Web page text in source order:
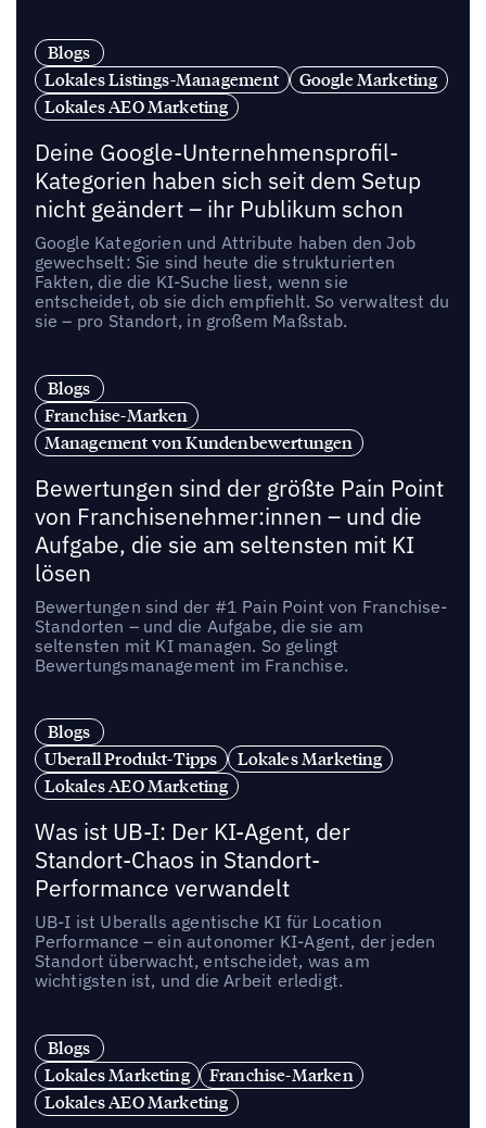
Blogs
Lokales Listings-Management
Google Marketing
Lokales AEO Marketing
Deine Google-Unternehmensprofil-
Kategorien haben sich seit dem Setup
nicht geändert – ihr Publikum schon
Google Kategorien und Attribute haben den Job
gewechselt: Sie sind heute die strukturierten
Fakten, die die KI-Suche liest, wenn sie
entscheidet, ob sie dich empfiehlt. So verwaltest du
sie – pro Standort, in großem Maßstab.
Blogs
Franchise-Marken
Management von Kundenbewertungen
Bewertungen sind der größte Pain Point
von Franchisenehmer:innen – und die
Aufgabe, die sie am seltensten mit KI
lösen
Bewertungen sind der #1 Pain Point von Franchise-
Standorten – und die Aufgabe, die sie am
seltensten mit KI managen. So gelingt
Bewertungsmanagement im Franchise.
Blogs
Uberall Produkt-Tipps
Lokales Marketing
Lokales AEO Marketing
Was ist UB-I: Der KI-Agent, der
Standort-Chaos in Standort-
Performance verwandelt
UB-I ist Uberalls agentische KI für Location
Performance – ein autonomer KI-Agent, der jeden
Standort überwacht, entscheidet, was am
wichtigsten ist, und die Arbeit erledigt.
Blogs
Lokales Marketing
Franchise-Marken
Lokales AEO Marketing